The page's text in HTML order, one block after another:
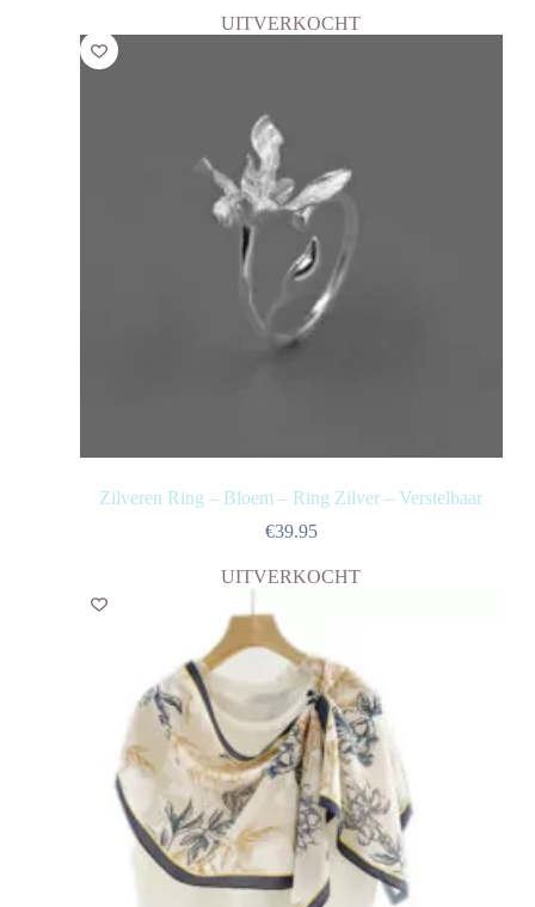
UITVERKOCHT
Zilveren Ring – Bloem – Ring Zilver – Verstelbaar
€39.95
UITVERKOCHT